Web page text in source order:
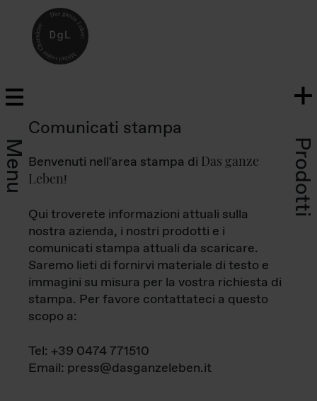
Menu Prodotti
Comunicati stampa
Benvenuti nell'area stampa di Das ganze
Leben!
Qui troverete informazioni attuali sulla
nostra azienda, i nostri prodotti e i
comunicati stampa attuali da scaricare.
Saremo lieti di fornirvi materiale di testo e
immagini su misura per la vostra richiesta di
stampa. Per favore contattateci a questo
scopo a:
Tel: +39 0474 771510
Email: press@dasganzeleben.it